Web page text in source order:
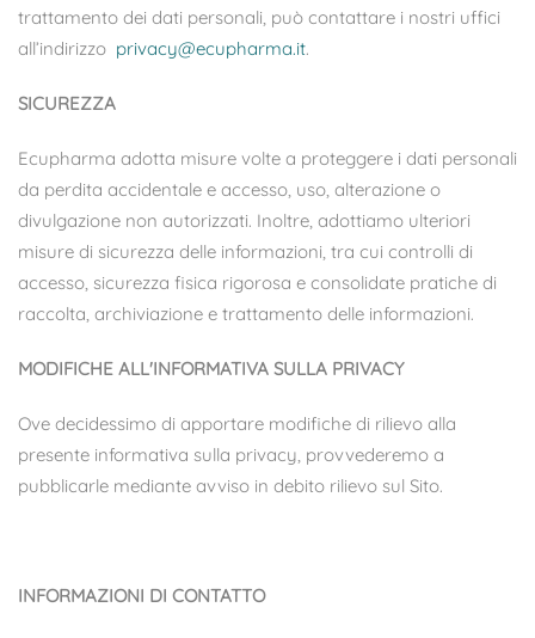
trattamento dei dati personali, può contattare i nostri uffici
all’indirizzo privacy@ecupharma.it.
SICUREZZA
Ecupharma adotta misure volte a proteggere i dati personali
da perdita accidentale e accesso, uso, alterazione o
divulgazione non autorizzati. Inoltre, adottiamo ulteriori
misure di sicurezza delle informazioni, tra cui controlli di
accesso, sicurezza fisica rigorosa e consolidate pratiche di
raccolta, archiviazione e trattamento delle informazioni.
MODIFICHE ALL'INFORMATIVA SULLA PRIVACY
Ove decidessimo di apportare modifiche di rilievo alla
presente informativa sulla privacy, provvederemo a
pubblicarle mediante avviso in debito rilievo sul Sito.
INFORMAZIONI DI CONTATTO